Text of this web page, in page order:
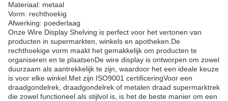
Materiaal: metaal
Vorm: rechthoekig
Afwerking: poederlaag
Onze Wire Display Shelving is perfect voor het vertonen van
producten in supermarkten, winkels en apotheken.De
rechthoekige vorm maakt het gemakkelijk om producten te
organiseren en te plaatsenDe wire display is ontworpen om zowel
duurzaam als aantrekkelijk te zijn, waardoor het een ideale keuze
is voor elke winkel.Met zijn ISO9001 certificeringVoor een
draadgondelrek, draadgondelrek of metalen draad supermarktrek
die zowel functioneel als stijlvol is, is het de beste manier om een